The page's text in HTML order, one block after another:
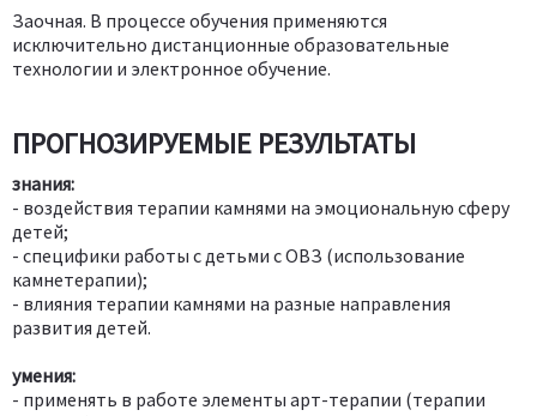
Заочная. В процессе обучения применяются
исключительно дистанционные образовательные
технологии и электронное обучение.
ПРОГНОЗИРУЕМЫЕ РЕЗУЛЬТАТЫ
знания:
- воздействия терапии камнями на эмоциональную сферу
детей;
- специфики работы с детьми с ОВЗ (использование
камнетерапии);
- влияния терапии камнями на разные направления
развития детей.
умения:
- применять в работе элементы арт-терапии (терапии